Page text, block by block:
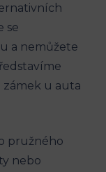
se
a nemůžete
u auta
pružného
nebo